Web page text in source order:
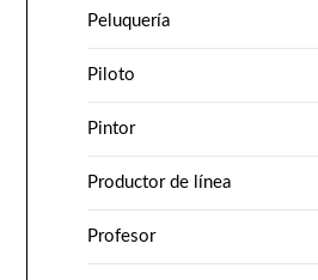
Peluquería
Piloto
Pintor
Productor de línea
Profesor